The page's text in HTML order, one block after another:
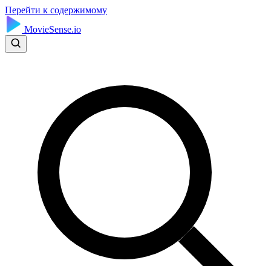
Перейти к содержимому
MovieSense.io